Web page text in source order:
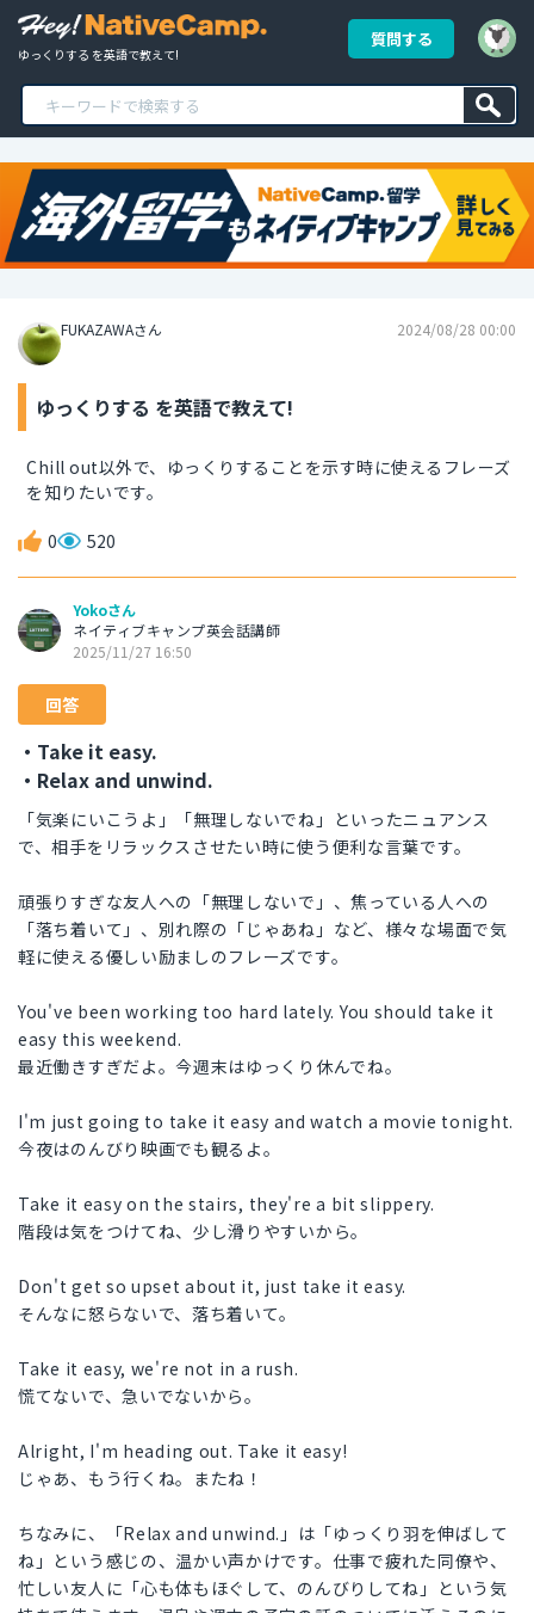
ゆっくりする を英語で教えて!
質問する
FUKAZAWAさん 2024/08/28 00:00
ゆっくりする を英語で教えて!
Chill out以外で、ゆっくりすることを示す時に使えるフレーズ
を知りたいです。
0 520
Yokoさん
ネイティブキャンプ英会話講師
2025/11/27 16:50
回答
・Take it easy.
・Relax and unwind.
「気楽にいこうよ」「無理しないでね」といったニュアンス
で、相手をリラックスさせたい時に使う便利な言葉です。
頑張りすぎな友人への「無理しないで」、焦っている人への
「落ち着いて」、別れ際の「じゃあね」など、様々な場面で気
軽に使える優しい励ましのフレーズです。
You've been working too hard lately. You should take it
easy this weekend.
最近働きすぎだよ。今週末はゆっくり休んでね。
I'm just going to take it easy and watch a movie tonight.
今夜はのんびり映画でも観るよ。
Take it easy on the stairs, they're a bit slippery.
階段は気をつけてね、少し滑りやすいから。
Don't get so upset about it, just take it easy.
そんなに怒らないで、落ち着いて。
Take it easy, we're not in a rush.
慌てないで、急いでないから。
Alright, I'm heading out. Take it easy!
じゃあ、もう行くね。またね！
ちなみに、「Relax and unwind.」は「ゆっくり羽を伸ばして
ね」という感じの、温かい声かけです。仕事で疲れた同僚や、
忙しい友人に「心も体もほぐして、のんびりしてね」という気